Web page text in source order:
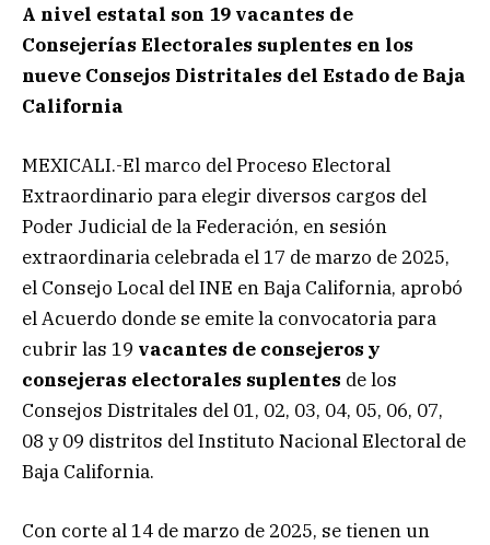
A nivel estatal son 19 vacantes de
Consejerías Electorales suplentes en los
nueve Consejos Distritales del Estado de Baja
California
MEXICALI.-El marco del Proceso Electoral
Extraordinario para elegir diversos cargos del
Poder Judicial de la Federación, en sesión
extraordinaria celebrada el 17 de marzo de 2025,
el Consejo Local del INE en Baja California, aprobó
el Acuerdo donde se emite la convocatoria para
cubrir las 19 vacantes de consejeros y
consejeras electorales suplentes de los
Consejos Distritales del 01, 02, 03, 04, 05, 06, 07,
08 y 09 distritos del Instituto Nacional Electoral de
Baja California.
Con corte al 14 de marzo de 2025, se tienen un